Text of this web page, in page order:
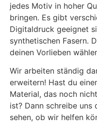
jedes Motiv in hoher
bringen. Es gibt
Digitaldruck geeignet
synthetischen Fasern.
deinen Vorlieben
Wir arbeiten ständig
erweitern! Hast du
Material, das noch
ist? Dann schreibe
sehen, ob wir helfen